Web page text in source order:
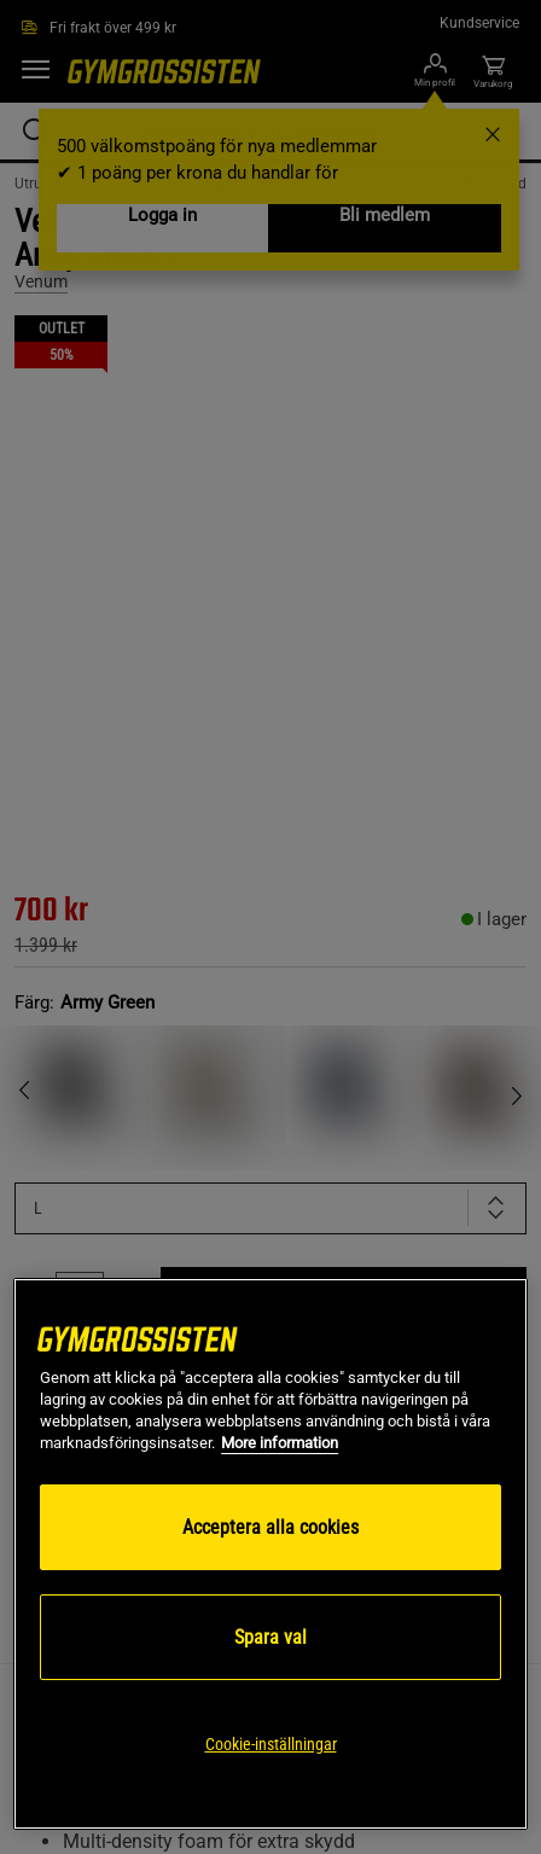
Fri frakt över 499 kr Kundservice
Min profil
500 välkomstpoäng för nya medlemmar
✔ 1 poäng per krona du handlar för
Logga in
Bli medlem
Varukorg
Utrustning & Tillbehör / Kampsportsutrustning / Kampsportsskydd / Benskydd
Venum Impact Evo Scales Shinguards
Army Green, L
Venum
OUTLET
50%
700 kr
1.399 kr
I lager
Färg: Army Green
L
Fri frakt över 499 kr 14 dagars ångerrätt
SKU #VENUM-05805-015R | EAN 3611441981857
Recensioner
överlägset skydd och bekvämlighet under
Multi-density foam för extra skydd
Genom att klicka på "acceptera alla cookies" samtycker du till
lagring av cookies på din enhet för att förbättra navigeringen på
webbplatsen, analysera webbplatsens användning och bistå i våra
marknadsföringsinsatser. More information
Acceptera alla cookies
Spara val
Cookie-inställningar